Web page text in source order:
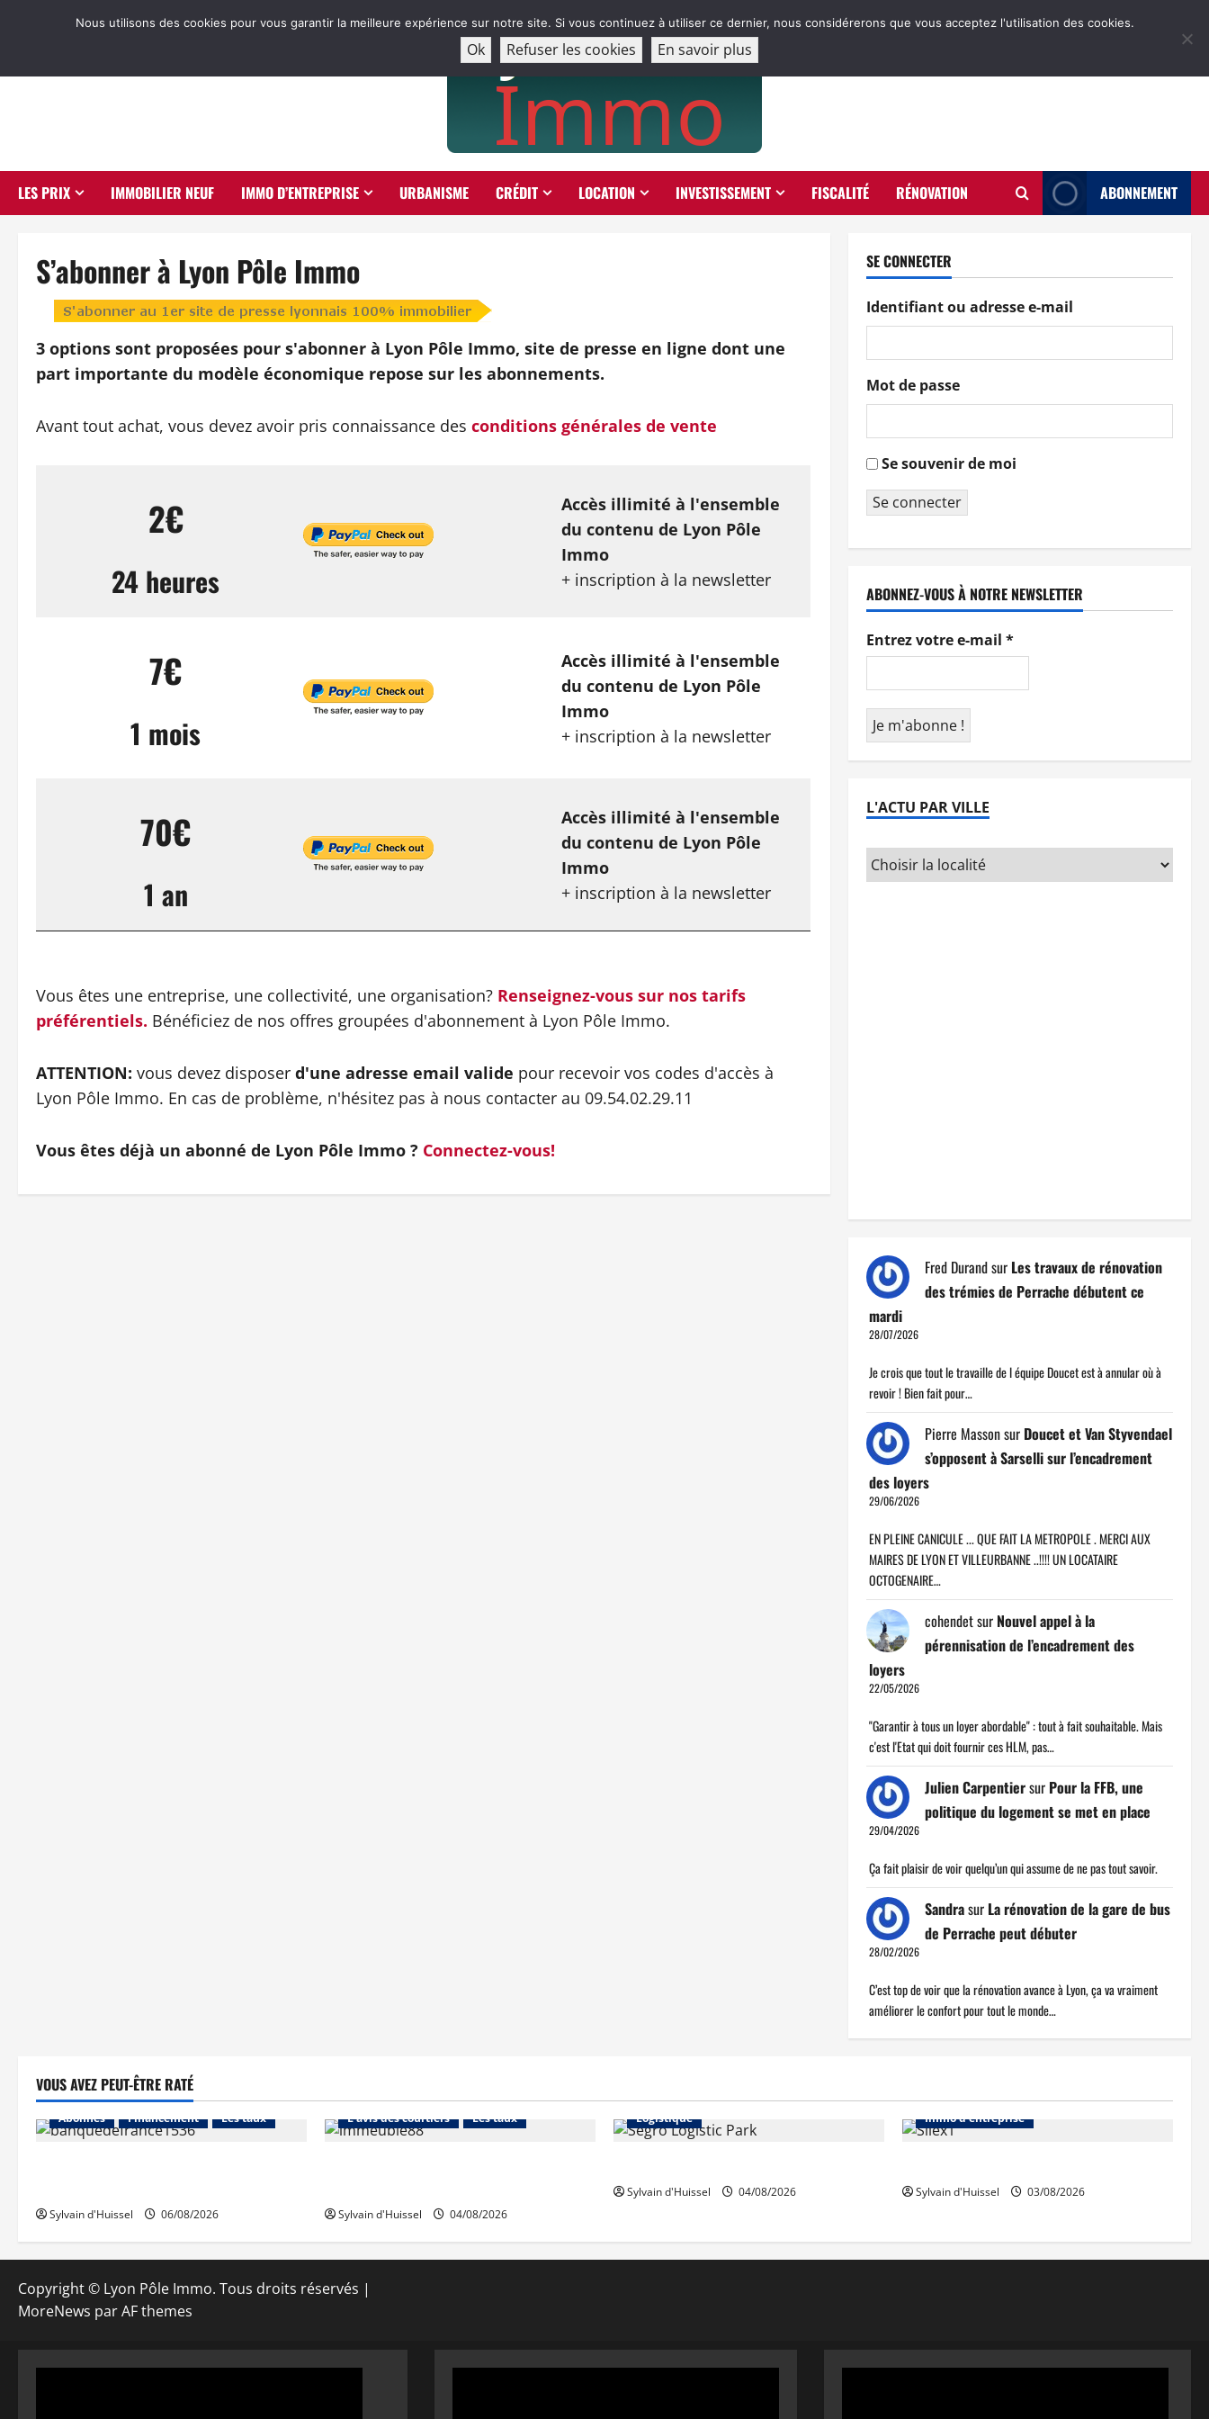
LES PRIX IMMOBILIER NEUF IMMO D’ENTREPRISE URBANISME CRÉDIT LOCATION INVESTISSEMENT FISCALITÉ RÉNOVATION ABONNEMENT
S’abonner à Lyon Pôle Immo
3 options sont proposées pour s'abonner à Lyon Pôle Immo, site de presse en ligne dont une
part importante du modèle économique repose sur les abonnements.
Avant tout achat, vous devez avoir pris connaissance des conditions générales de vente
2€
24 heures
Accès illimité à l'ensemble
du contenu de Lyon Pôle
Immo
+ inscription à la newsletter
7€
1 mois
Accès illimité à l'ensemble
du contenu de Lyon Pôle
Immo
+ inscription à la newsletter
70€
1 an
Accès illimité à l'ensemble
du contenu de Lyon Pôle
Immo
+ inscription à la newsletter
Vous êtes une entreprise, une collectivité, une organisation? Renseignez-vous sur nos tarifs
préférentiels. Bénéficiez de nos offres groupées d'abonnement à Lyon Pôle Immo.
ATTENTION: vous devez disposer d'une adresse email valide pour recevoir vos codes d'accès à
Lyon Pôle Immo. En cas de problème, n'hésitez pas à nous contacter au 09.54.02.29.11
Vous êtes déjà un abonné de Lyon Pôle Immo ? Connectez-vous!
SE CONNECTER
Identifiant ou adresse e-mail
Mot de passe
Se souvenir de moi
Se connecter
ABONNEZ-VOUS À NOTRE NEWSLETTER
Entrez votre e-mail *
L'ACTU PAR VILLE
Fred Durandsur Les travaux de rénovation
des trémies de Perrache débutent ce
mardi
28/07/2026
Je crois que tout le travaille de l équipe Doucet est à annular où à
revoir ! Bien fait pour…
Pierre Massonsur Doucet et Van Styvendael
s’opposent à Sarselli sur l’encadrement
des loyers
29/06/2026
EN PLEINE CANICULE ... QUE FAIT LA METROPOLE . MERCI AUX
MAIRES DE LYON ET VILLEURBANNE ..!!!! UN LOCATAIRE
OCTOGENAIRE…
cohendetsur Nouvel appel à la
pérennisation de l’encadrement des
loyers
22/05/2026
"Garantir à tous un loyer abordable" : tout à fait souhaitable. Mais
c'est l'Etat qui doit fournir ces HLM, pas…
Julien Carpentiersur Pour la FFB, une
politique du logement se met en place
29/04/2026
Ça fait plaisir de voir quelqu’un qui assume de ne pas tout savoir.
Sandrasur La rénovation de la gare de bus
de Perrache peut débuter
28/02/2026
C’est top de voir que la rénovation avance à Lyon, ça va vraiment
améliorer le confort pour tout le monde…
VOUS AVEZ PEUT-ÊTRE RATÉ
Abonnés Financement Les taux
Sylvain d'Huissel 06/08/2026
L'avis des courtiers
Les taux
Sylvain d'Huissel 04/08/2026
Logistique
Sylvain d'Huissel 04/08/2026
Immo d'entreprise
Sylvain d'Huissel 03/08/2026
Copyright © Lyon Pôle Immo. Tous droits réservés |
MoreNews par AF themes
Nous utilisons des cookies pour vous garantir la meilleure expérience sur notre site. Si vous continuez à utiliser ce dernier, nous considérerons que vous acceptez l'utilisation des cookies.
Ok Refuser les cookies En savoir plus